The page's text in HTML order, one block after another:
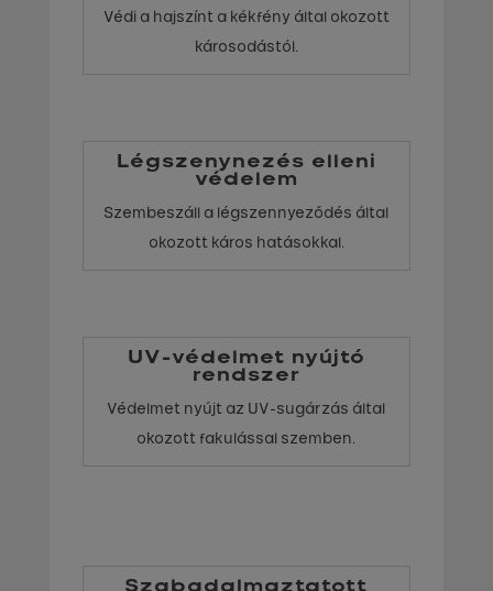
Védi a hajszínt a kékfény által okozott
károsodástól.
Légszenynezés elleni
védelem
Szembeszáll a légszennyeződés által
okozott káros hatásokkal.
UV-védelmet nyújtó
rendszer
Védelmet nyújt az UV-sugárzás által
okozott fakulással szemben.
Szabadalmaztatott